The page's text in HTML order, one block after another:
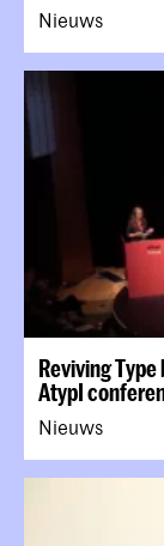
Nieuws
Reviving
AtypI
Nieuws